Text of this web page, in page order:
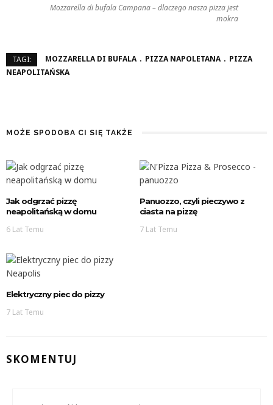
Mozzarella di bufala Campana – dlaczego nasza pizza jest
mokra
TAGI: MOZZARELLA DI BUFALA PIZZA NAPOLETANA
PIZZA
NEAPOLITAŃSKA
MOŻE SPODOBA CI SIĘ TAKŻE
Jak odgrzać pizzę
neapolitańską w domu
6 Lat Temu
Panuozzo, czyli pieczywo z
ciasta na pizzę
7 Lat Temu
Elektryczny piec do pizzy
7 Lat Temu
SKOMENTUJ